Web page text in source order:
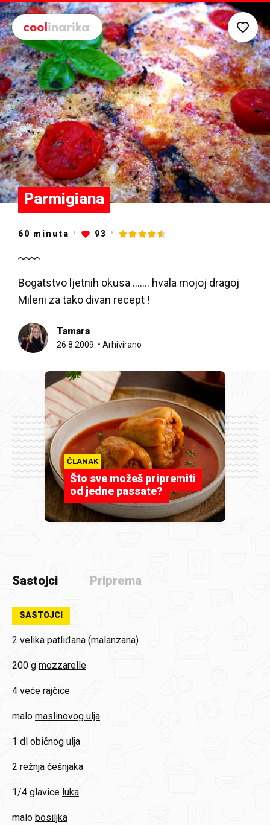
Preskoči na glavni sadržaj
Parmigiana
60 minuta 93
Bogatstvo ljetnih okusa ....... hvala mojoj dragoj
Mileni za tako divan recept !
Tamara
26.8.2009. • Arhivirano
ČLANAK
Što sve možeš pripremiti
od jedne passate?
Sastojci Priprema
SASTOJCI
2 velika patliđana (malanzana)
200 g mozzarelle
4 veće rajčice
malo maslinovog ulja
1 dl običnog ulja
2 režnja češnjaka
1/4 glavice luka
malo bosiljka